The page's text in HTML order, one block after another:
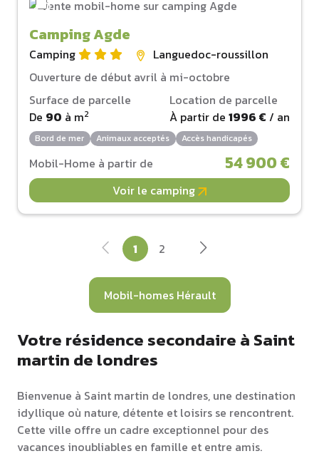
Camping Agde
Camping
Languedoc-roussillon
Ouverture de début avril à mi-octobre
Surface de parcelle
De 90 à m2
Location de parcelle
À partir de 1996 € / an
Bord de mer Animaux acceptés Accès handicapés
Mobil-Home à partir de 54 900 €
Voir le camping
1 2
Mobil-homes Hérault
Votre résidence secondaire à Saint
martin de londres
Bienvenue à Saint martin de londres, une destination
idyllique où nature, détente et loisirs se rencontrent.
Cette ville offre un cadre exceptionnel pour des
vacances inoubliables en famille et entre amis.